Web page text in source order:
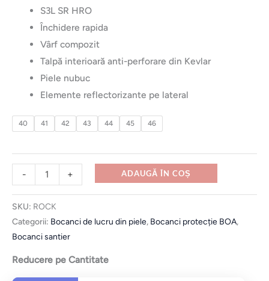
S3L SR HRO
Închidere rapida
Vârf compozit
Talpă interioară anti-perforare din Kevlar
Piele nubuc
Elemente reflectorizante pe lateral
40 41 42 43 44 45 46
- + ADAUGĂ ÎN COȘ
SKU: ROCK
Categorii: Bocanci de lucru din piele, Bocanci protecție BOA,
Bocanci santier
Reducere pe Cantitate